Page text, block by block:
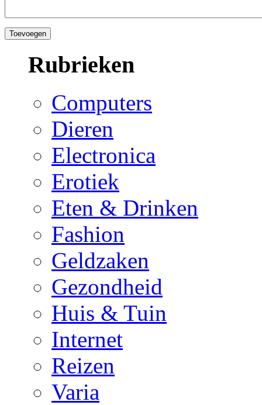
Rubrieken
Computers
Dieren
Electronica
Erotiek
Eten & Drinken
Fashion
Geldzaken
Gezondheid
Huis & Tuin
Internet
Reizen
Varia